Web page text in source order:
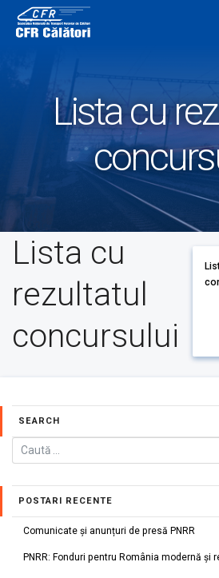
content
Lista cu
Lista cu
rezultatul
concursului
SEARCH
POSTARI RECENTE
Comunicate și anunțuri de presă PNRR
PNRR: Fonduri pentru România modernă și